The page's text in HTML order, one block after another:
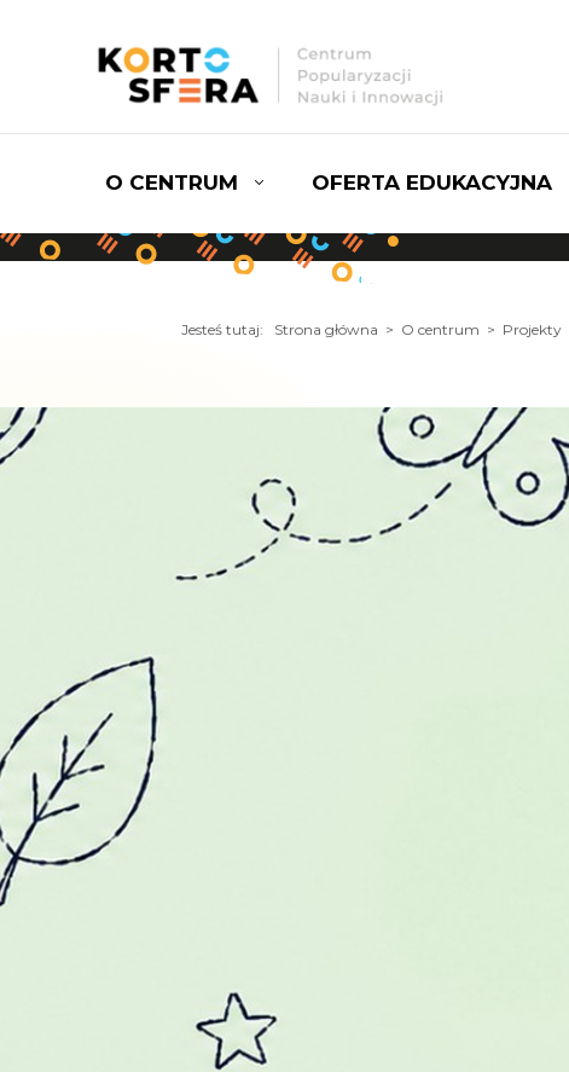
O CENTRUM OFERTA EDUKACYJNA
Jesteś tutaj: Strona główna > O centrum > Projekty